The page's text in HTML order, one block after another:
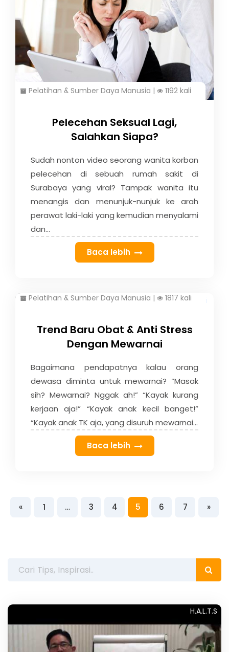
Pelatihan & Sumber Daya Manusia | 1192 kali
Pelecehan Seksual Lagi,
Salahkan Siapa?
Sudah nonton video seorang wanita korban
pelecehan di sebuah rumah sakit di
Surabaya yang viral? Tampak wanita itu
menangis dan menunjuk-nunjuk ke arah
perawat laki-laki yang kemudian menyalami
dan...
Baca lebih
Pelatihan & Sumber Daya Manusia | 1817 kali
Trend Baru Obat & Anti Stress
Dengan Mewarnai
Bagaimana pendapatnya kalau orang
dewasa diminta untuk mewarnai? “Masak
sih? Mewarnai? Nggak ah!” “Kayak kurang
kerjaan aja!” “Kayak anak kecil banget!”
“Kayak anak TK aja, yang disuruh mewarnai...
Baca lebih
« 1 … 3 4 5 6 7 »
H.A.L.T.S